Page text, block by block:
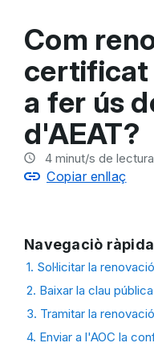
Com
certificat
a fer ús
d'AEAT?
4 minut/s de lectura
Copiar enllaç
Navegaciò ràpida
1. Sol·licitar la
2. Baixar la clau
3. Tramitar la
4. Enviar a l'AOC la